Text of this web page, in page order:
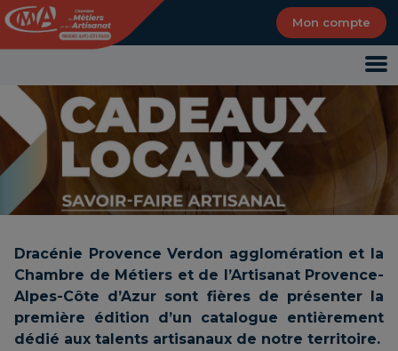
Mon compte
Dracénie Provence Verdon agglomération et la
Chambre de Métiers et de l’Artisanat Provence-
Alpes-Côte d’Azur sont fières de présenter la
première édition d’un catalogue entièrement
dédié aux talents artisanaux de notre territoire.
Panneau de gestion des cookies